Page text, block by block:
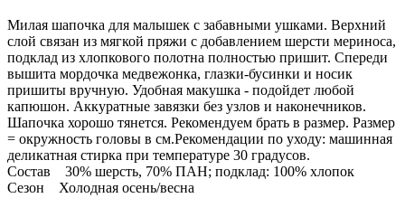
Милая шапочка для малышек с забавными ушками. Верхний
слой связан из мягкой пряжи с добавлением шерсти мериноса,
подклад из хлопкового полотна полностью пришит. Спереди
вышита мордочка медвежонка, глазки-бусинки и носик
пришиты вручную. Удобная макушка - подойдет любой
капюшон. Аккуратные завязки без узлов и наконечников.
Шапочка хорошо тянется. Рекомендуем брать в размер. Размер
= окружность головы в см.Рекомендации по уходу: машинная
деликатная стирка при температуре 30 градусов.
Состав 30% шерсть, 70% ПАН; подклад: 100% хлопок
Сезон Холодная осень/весна